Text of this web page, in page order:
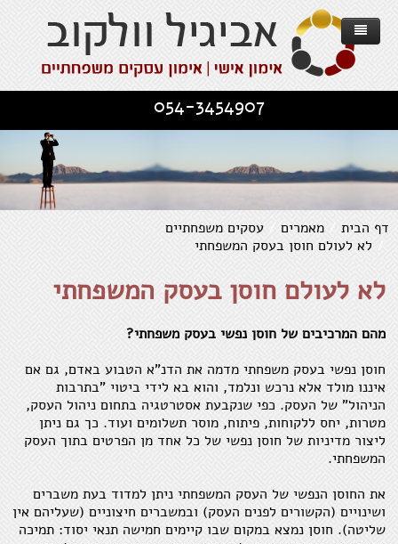
דף הבית מאמרים
עסקים משפחתיים
לא לעולם חוסן בעסק המשפחתי
לא לעולם חוסן בעסק המשפחתי
מהם המרכיבים של חוסן נפשי בעסק משפחתי?
חוסן נפשי בעסק משפחתי מדמה את הדנ"א הטבוע באדם, גם אם
איננו מולד אלא נרכש ונלמד, והוא בא לידי ביטוי "בתרבות
הניהול" של העסק. כפי שנקבעת אסטרטגיה בתחום ניהול העסק,
מטרות, יחס ללקוחות, פיתוח, מוסר תשלומים ועוד. כך גם ניתן
ליצור מדיניות של חוסן נפשי של כל אחד מן הפרטים בתוך העסק
המשפחתי.
את החוסן הנפשי של העסק המשפחתי ניתן למדוד בעת משברים
ושינויים (הקשורים לפנים העסק) ובמשברים חיצוניים (שעליהם אין
שליטה). חוסן נמצא במקום שבו קיימים חמישה תנאי יסוד: תמיכה
אימון אישי - מוטיבציה להשגת מטרות
אימון אישי - קשרים יחסים וזוגיות
אימון להתפתחות אישית - שחרור מעכבות
אימון למודעות והערכה עצמית
אימון עסקים משפחתיים
Family Business Tree - הגישה
שירותים
עסקים וחברות
פרוייקט "מנהלים-מאומנים"
סדנא לניהול
עסקים משפחתיים
תחומים לאימון אישי
מאמרים כלליים
מספרים עליי
ממליצים וחוויות אישיות
יצירת קשר